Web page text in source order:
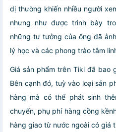
dị thường khiến nhiều người
nhưng như được trình bày
những tư tưởng của ông đã
lý học và các phong trào tâm
Giá sản phẩm trên Tiki đã bao
Bên cạnh đó, tuỳ vào loại sản
hàng mà có thể phát sinh
chuyển, phụ phí hàng cồng
hàng giao từ nước ngoài có giá